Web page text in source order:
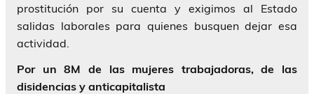
prostitución por su cuenta y exigimos al Estado
salidas laborales para quienes busquen dejar esa
actividad.
Por un 8M de las mujeres trabajadoras, de las
disidencias y anticapitalista